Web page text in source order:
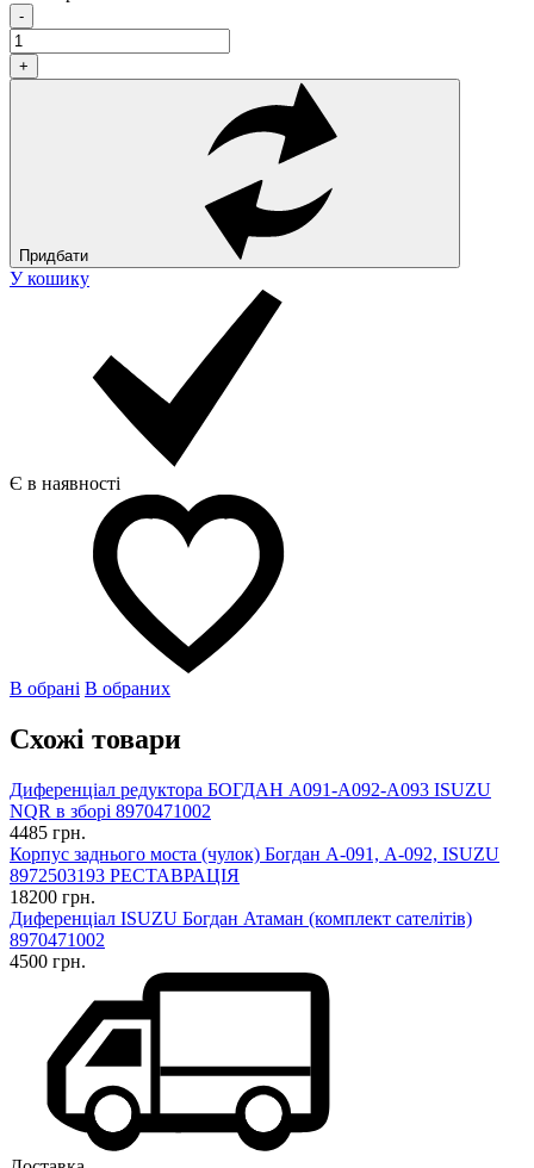
-
+
Придбати
У кошику
Є в наявності
В обрані В обраних
Схожі товари
Диференціал редуктора БОГДАН А091-А092-А093 ISUZU
NQR в зборі 8970471002
4485 грн.
Корпус заднього моста (чулок) Богдан А-091, А-092, ISUZU
8972503193 РЕСТАВРАЦІЯ
18200 грн.
Диференціал ISUZU Богдан Атаман (комплект сателітів)
8970471002
4500 грн.